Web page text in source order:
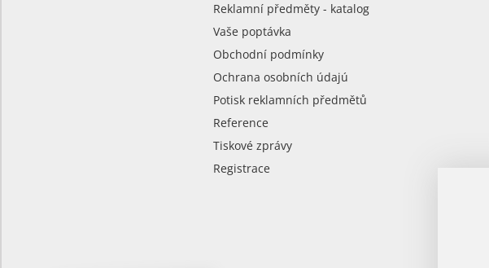
Reklamní předměty - katalog
Vaše poptávka
Obchodní podmínky
Ochrana osobních údajú
Potisk reklamních předmětů
Reference
Tiskové zprávy
Registrace